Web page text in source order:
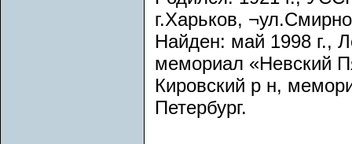
г.Харьков,
Найден: май 1998 г.,
мемориал «Невский
Кировский р н,
Петербург.